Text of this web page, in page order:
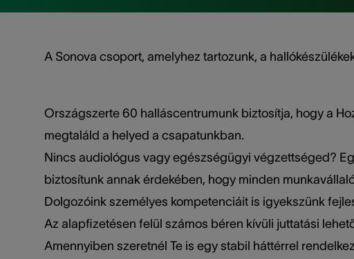
A Sonova csoport, amelyhez tartozunk, a
Országszerte 60 halláscentrumunk biztosítja, hogy a
megtaláld a helyed a csapatunkban.
Nincs audiológus vagy egészségügyi végzettséged?
biztosítunk annak érdekében, hogy minden
Dolgozóink személyes kompetenciáit is igyekszünk
Az alapfizetésen felül számos béren kívüli juttatási
Amennyiben szeretnél Te is egy stabil háttérrel